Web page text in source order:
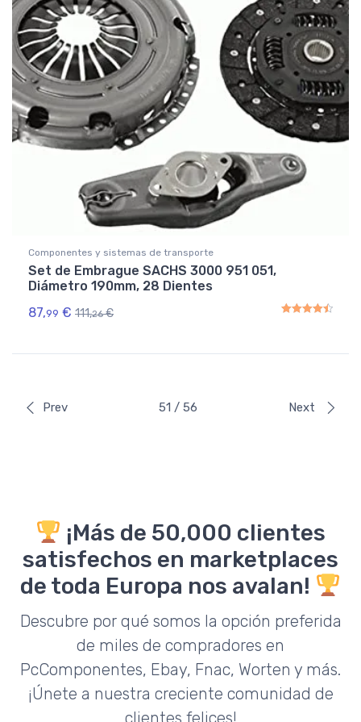
Componentes y sistemas de transporte
Set de Embrague SACHS 3000 951 051,
Diámetro 190mm, 28 Dientes
87,99 € 111,26 €
Prev 51 / 56 Next
¡Más de 50,000 clientes
satisfechos en marketplaces
de toda Europa nos avalan!
Descubre por qué somos la opción preferida
de miles de compradores en
PcComponentes, Ebay, Fnac, Worten y más.
¡Únete a nuestra creciente comunidad de
clientes felices!